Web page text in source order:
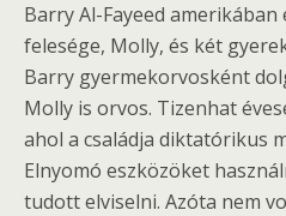
Barry Al-Fayeed amerikában
felesége, Molly, és két
Barry gyermekorvosként
Molly is orvos. Tizenhat
ahol a családja diktatórikus
Elnyomó eszközöket
tudott elviselni. Azóta nem